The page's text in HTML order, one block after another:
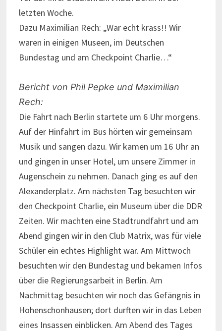
letzten Woche.
Dazu Maximilian Rech: „War echt krass!! Wir
waren in einigen Museen, im Deutschen
Bundestag und am Checkpoint Charlie…“
Bericht von Phil Pepke und Maximilian
Rech:
Die Fahrt nach Berlin startete um 6 Uhr morgens.
Auf der Hinfahrt im Bus hörten wir gemeinsam
Musik und sangen dazu. Wir kamen um 16 Uhr an
und gingen in unser Hotel, um unsere Zimmer in
Augenschein zu nehmen. Danach ging es auf den
Alexanderplatz. Am nächsten Tag besuchten wir
den Checkpoint Charlie, ein Museum über die DDR
Zeiten. Wir machten eine Stadtrundfahrt und am
Abend gingen wir in den Club Matrix, was für viele
Schüler ein echtes Highlight war. Am Mittwoch
besuchten wir den Bundestag und bekamen Infos
über die Regierungsarbeit in Berlin. Am
Nachmittag besuchten wir noch das Gefängnis in
Hohenschonhausen; dort durften wir in das Leben
eines Insassen einblicken. Am Abend des Tages